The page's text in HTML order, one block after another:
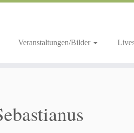
Veranstaltungen/Bilder